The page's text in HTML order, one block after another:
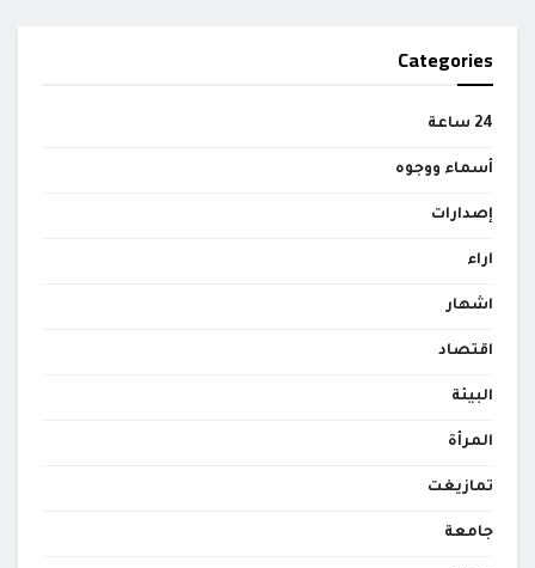
Categories
24 ساعة
أسماء ووجوه
إصدارات
اراء
اشهار
اقتصاد
البيئة
المرأة
تمازيغت
جامعة